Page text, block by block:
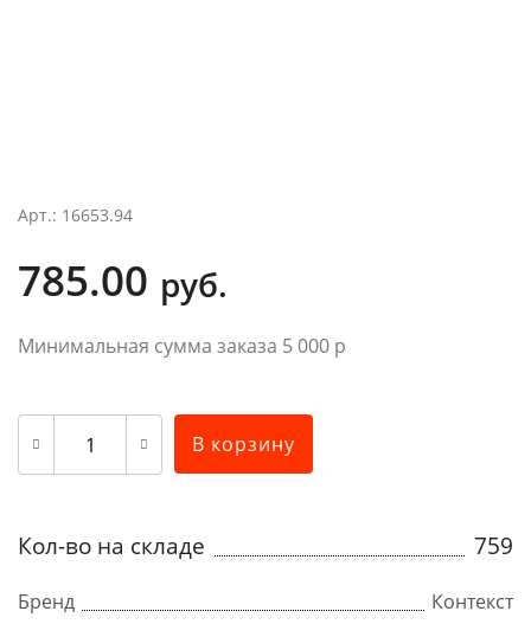
Арт.: 16653.94
785.00 руб.
Минимальная сумма заказа 5 000 р
В корзину
Кол-во на складе 759
Бренд
Контекст